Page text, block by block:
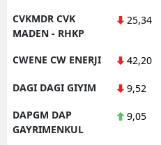
CVKMDR CVK
MADEN - RHKP
25,34
CWENE CW ENERJI 42,20
DAGI DAGI GIYIM 9,52
DAPGM DAP
GAYRIMENKUL
9,05